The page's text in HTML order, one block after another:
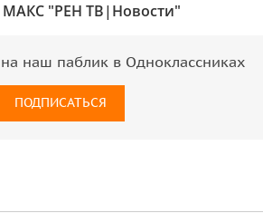
МАКС "РЕН ТВ|Новости"
наш паблик в Одноклассниках
ПОДПИСАТЬСЯ